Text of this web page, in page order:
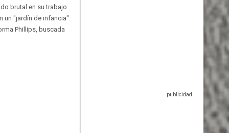
brutal en su trabajo
un "jardín de infancia".
Phillips, buscada